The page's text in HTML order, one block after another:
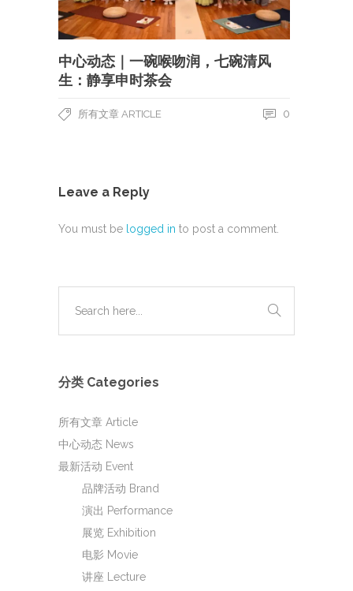
中心动态｜一碗喉吻润，七碗清风
生：静享申时茶会
所有文章 ARTICLE 0
Leave a Reply
You must be logged in to post a comment.
分类 Categories
所有文章 Article
中心动态 News
最新活动 Event
品牌活动 Brand
演出 Performance
展览 Exhibition
电影 Movie
讲座 Lecture